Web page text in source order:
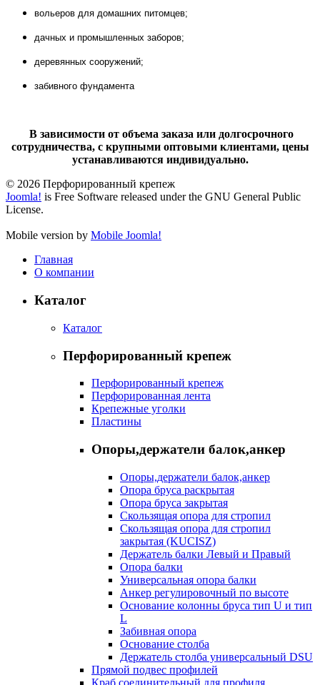
вольеров для домашних питомцев;
дачных и промышленных заборов;
деревянных сооружений;
забивного фундамента
В зависимости от объема заказа или долгосрочного
сотрудничества, с крупными оптовыми клиентами, цены
устанавливаются индивидуально.
© 2026 Перфорированный крепеж
Joomla! is Free Software released under the GNU General Public
License.
Mobile version by Mobile Joomla!
Главная
О компании
Каталог
Каталог
Перфорированный крепеж
Перфорированный крепеж
Перфорированная лента
Крепежные уголки
Пластины
Опоры,держатели балок,анкер
Опоры,держатели балок,анкер
Опора бруса раскрытая
Опора бруса закрытая
Скользящая опора для стропил
Скользящая опора для стропил
закрытая (KUCISZ)
Держатель балки Левый и Правый
Опора балки
Универсальная опора балки
Анкер регулировочный по высоте
Основание колонны бруса тип U и тип
L
Забивная опора
Основание столба
Держатель столба универсальный DSU
Прямой подвес профилей
Краб соединительный для профиля